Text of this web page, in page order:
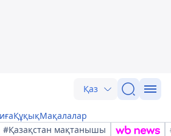
Қаз
ҚұқықМақалалар
#Қазақстан мақтанышы